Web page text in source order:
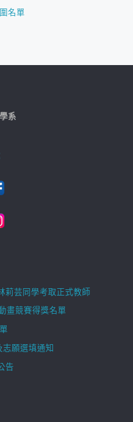
名單
系
莉芸同學考取正式教師
畫競賽得獎名單
願選填通知
告